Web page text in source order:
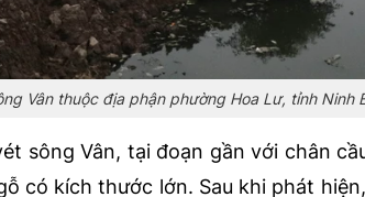
Vân thuộc địa phận phường Hoa Lư, tỉnh Ninh
sông Vân, tại đoạn gần với chân
có kích thước lớn. Sau khi phát